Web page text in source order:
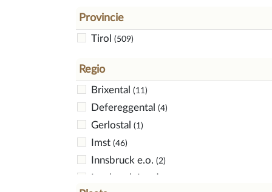
Provincie
Tirol (509)
Regio
Brixental (11)
Defereggental (4)
Gerlostal (1)
Imst (46)
Innsbruck e.o. (2)
Innsbruck Land